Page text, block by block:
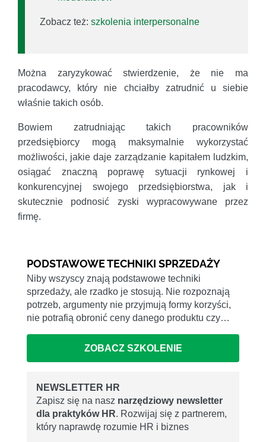
Zobacz też: szkolenia interpersonalne
Można zaryzykować stwierdzenie, że nie ma
pracodawcy, który nie chciałby zatrudnić u siebie
właśnie takich osób.
Bowiem zatrudniając takich pracowników
przedsiębiorcy mogą maksymalnie wykorzystać
możliwości, jakie daje zarządzanie kapitałem ludzkim,
osiągać znaczną poprawę sytuacji rynkowej i
konkurencyjnej swojego przedsiębiorstwa, jak i
skutecznie podnosić zyski wypracowywane przez
firmę.
PODSTAWOWE TECHNIKI SPRZEDAŻY
Niby wszyscy znają podstawowe techniki
sprzedaży, ale rzadko je stosują. Nie rozpoznają
potrzeb, argumenty nie przyjmują formy korzyści,
nie potrafią obronić ceny danego produktu czy…
ZOBACZ SZKOLENIE
NEWSLETTER HR
Zapisz się na nasz narzędziowy newsletter
dla praktyków HR. Rozwijaj się z partnerem,
który naprawdę rozumie HR i biznes